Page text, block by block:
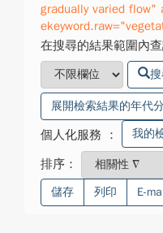
gradually varied flow"
在搜尋的結果範圍內查
展開檢索結果的年代
個人化服務 ： 我的
排序：
儲存 列印 E-